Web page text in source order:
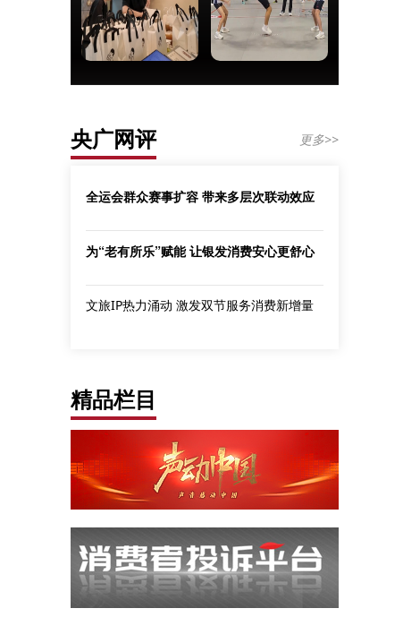
央广网评 更多>>
全运会群众赛事扩容 带来多层次联动效应
为“老有所乐”赋能 让银发消费安心更舒心
文旅IP热力涌动 激发双节服务消费新增量
精品栏目